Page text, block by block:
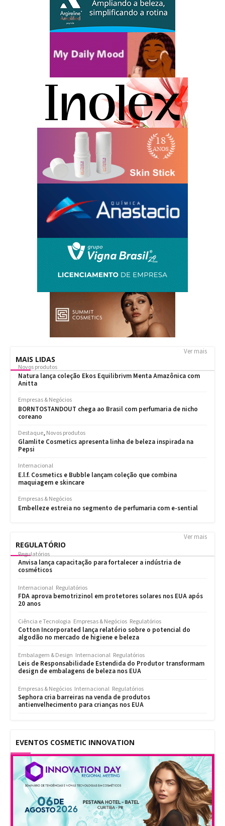
MAIS LIDAS
Ver mais
REGULATÓRIO
Ver mais
Regulatórios
Anvisa lança capacitação para fortalecer a indústria de
cosméticos
Internacional Regulatórios
FDA aprova bemotrizinol em protetores solares nos EUA após
20 anos
Ciência e Tecnologia Empresas & Negócios Regulatórios
Cotton Incorporated lança relatório sobre o potencial do
algodão no mercado de higiene e beleza
Embalagem & Design Internacional Regulatórios
Leis de Responsabilidade Estendida do Produtor transformam
design de embalagens de beleza nos EUA
Empresas & Negócios Internacional Regulatórios
Sephora cria barreiras na venda de produtos
antienvelhecimento para crianças nos EUA
EVENTOS COSMETIC INNOVATION